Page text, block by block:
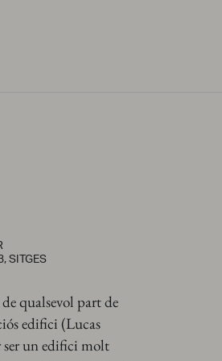
APARTAMENTS
SITGES
qualsevol part de
edifici (Lucas
ser un edifici molt